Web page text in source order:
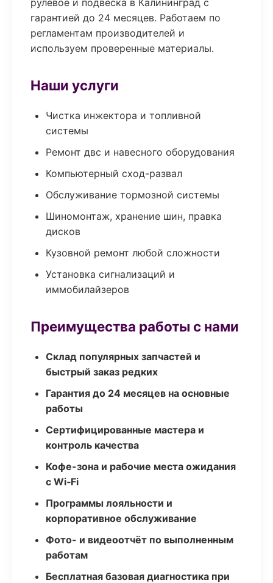
рулевое и подвеска в Калининград с
гарантией до 24 месяцев. Работаем по
регламентам производителей и
используем проверенные материалы.
Наши услуги
Чистка инжектора и топливной
системы
Ремонт двс и навесного оборудования
Компьютерный сход-развал
Обслуживание тормозной системы
Шиномонтаж, хранение шин, правка
дисков
Кузовной ремонт любой сложности
Установка сигнализаций и
иммобилайзеров
Преимущества работы с нами
Склад популярных запчастей и
быстрый заказ редких
Гарантия до 24 месяцев на основные
работы
Сертифицированные мастера и
контроль качества
Кофе-зона и рабочие места ожидания
с Wi‑Fi
Программы лояльности и
корпоративное обслуживание
Фото- и видеоотчёт по выполненным
работам
Бесплатная базовая диагностика при